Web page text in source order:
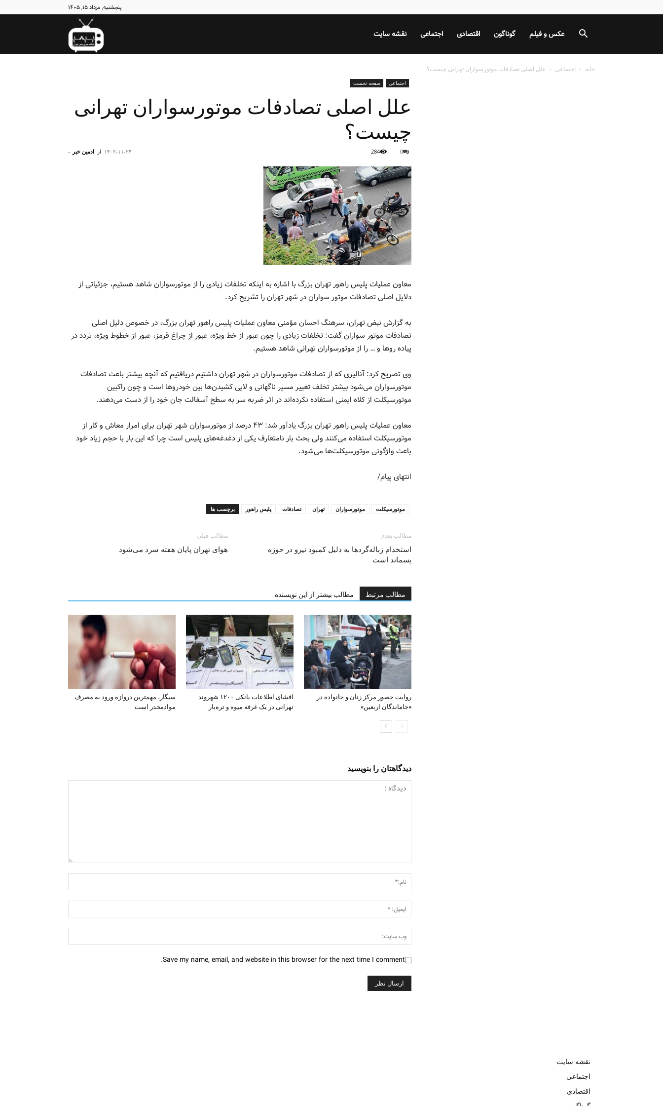
پنجشنبه, مرداد ۱۵, ۱۴۰۵
نبض نقشه سایت اجتماعی اقتصادی گوناگون عکس و فیلم
خانه اجتماعی علل اصلی تصادفات موتورسواران تهرانی چیست؟
اجتماعی صفحه نخست
علل اصلی تصادفات موتورسواران تهرانی
چیست؟
از ادمین خبر - ۱۴۰۲-۱۱-۲۴ 0
284
معاون عملیات پلیس راهور تهران بزرگ با اشاره به اینکه تخلفات زیادی را از موتورسواران شاهد هستیم، جزئیاتی از
دلایل اصلی تصادفات موتور سواران در شهر تهران را تشریح کرد.
به گزارش نبض تهران، سرهنگ احسان مؤمنی معاون عملیات پلیس راهور تهران بزرگ، در خصوص دلیل اصلی
تصادفات موتور سواران گفت: تخلفات زیادی را چون عبور از خط ویژه، عبور از چراغ قرمز، عبور از خطوط ویژه، تردد در
پیاده روها و … را از موتورسواران تهرانی شاهد هستیم.
وی تصریح کرد: آنالیزی که از تصادفات موتورسواران در شهر تهران داشتیم دریافتیم که آنچه بیشتر باعث تصادفات
موتورسواران می‌شود بیشتر تخلف تغییر مسیر ناگهانی و لایی کشیدن‌ها بین خودروها است و چون راکبین
موتورسیکلت از کلاه ایمنی استفاده نکرده‌اند در اثر ضربه سر به سطح آسفالت جان خود را از دست می‌دهند.
معاون عملیات پلیس راهور تهران بزرگ یادآور شد: ۴۳ درصد از موتورسواران شهر تهران برای امرار معاش و کار از
موتورسیکلت استفاده می‌کنند ولی بحث بار نامتعارف یکی از دغدغه‌های پلیس است چرا که این بار با حجم زیاد خود
باعث واژگونی موتورسیکلت‌ها می‌شود.
انتهای پیام/
برچسب ها پلیس راهور تصادفات تهران موتورسواران موتورسیکلت
مطالب قبلی
هوای تهران پایان هفته سرد می‌شود
مطالب بعدی
استخدام زباله‌گردها به دلیل کمبود نیرو در حوزه
پسماند است
مطالب مرتبط مطالب بیشتر از این نویسنده
سیگار، مهمترین دروازه ورود به مصرف
موادمخدر است
افشای اطلاعات بانکی ۱۲۰۰ شهروند
تهرانی در یک غرفه میوه و تره‌بار
روایت حضور مرکز زنان و خانواده در
«جاماندگان اربعین»
دیدگاهتان را بنویسید
Save my name, email, and website in this browser for the next time I comment.
نقشه سایت
اجتماعی
اقتصادی